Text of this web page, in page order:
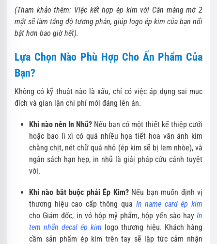
(Tham khảo thêm: Việc kết hợp ép kim với Cán màng mờ 2
mặt sẽ làm tăng độ tương phản, giúp logo ép kim của bạn nổi
bật hơn bao giờ hết).
Lựa Chọn Nào Phù Hợp Cho Ấn Phẩm Của
Bạn?
Không có kỹ thuật nào là xấu, chỉ có việc áp dụng sai mục
đích và gian lận chi phí mới đáng lên án.
Khi nào nên In Nhũ? Nếu bạn có một thiết kế thiệp cưới
hoặc bao lì xì có quá nhiều họa tiết hoa văn ánh kim
chằng chịt, nét chữ quá nhỏ (ép kim sẽ bị lem nhòe), và
ngân sách hạn hẹp, in nhũ là giải pháp cứu cánh tuyệt
vời.
Khi nào bắt buộc phải Ép Kim?Nếu bạn muốn định vị
thương hiệu cao cấp thông qua In name card ép kim
cho Giám đốc, in vỏ hộp mỹ phẩm, hộp yến sào hayIn
tem nhãn decal ép kim logo thương hiệu. Khách hàng
cầm sản phẩm ép kim trên tay sẽ lập tức cảm nhận